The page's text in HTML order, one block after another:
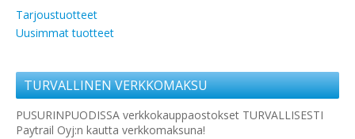
Tarjoustuotteet
Uusimmat tuotteet
TURVALLINEN VERKKOMAKSU
PUSURINPUODISSA verkkokauppaostokset TURVALLISESTI
Paytrail Oyj:n kautta verkkomaksuna!